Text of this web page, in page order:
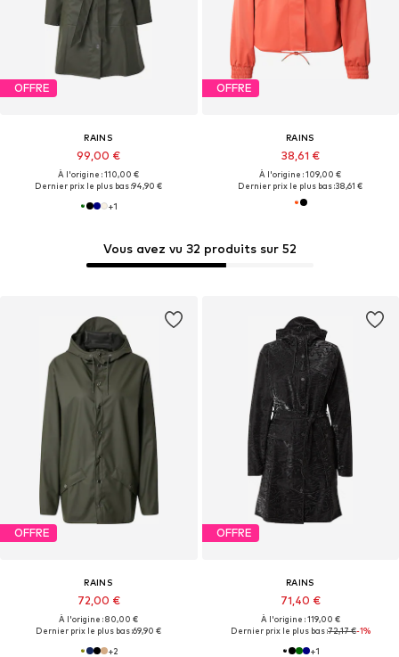
Vous avez vu 32 produits sur 52
OFFRE
RAINS
99,00 €
À l'origine : 110,00 €
Dernier prix le plus bas :94,90 €
+1
OFFRE
RAINS
38,61 €
À l'origine : 109,00 €
Dernier prix le plus bas :38,61 €
OFFRE
RAINS
72,00 €
À l'origine : 80,00 €
Dernier prix le plus bas :69,90 €
+2
OFFRE
RAINS
71,40 €
À l'origine : 119,00 €
Dernier prix le plus bas :72,17 €-1%
+1